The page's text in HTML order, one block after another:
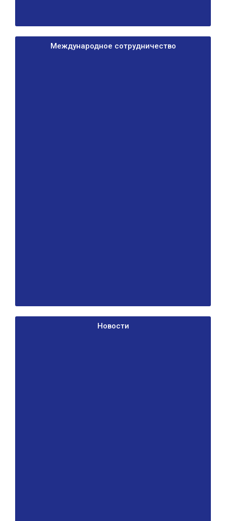
Международное сотрудничество
Новости